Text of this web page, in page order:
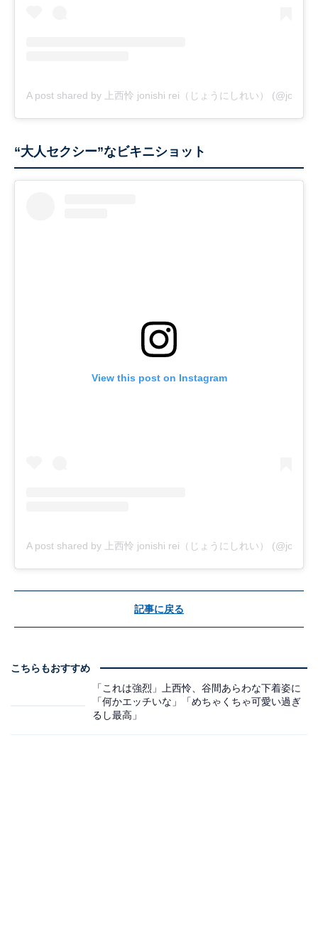
A post shared by 上西怜 jonishi rei（じょうにしれい）
“大人セクシー”なビキニショット
View this post on Instagram
A post shared by 上西怜 jonishi rei（じょうにしれい）
記事に戻る
こちらもおすすめ
「これは強烈」上西怜、谷間あらわな下着姿に
「何かエッチいな」「めちゃくちゃ可愛い過ぎ
るし最高」